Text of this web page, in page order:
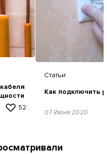
52
Статьи
Как подключить
07 Июня 2020